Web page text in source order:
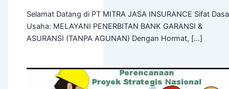
Selamat Datang di PT MITRA JASA INSURANCE Sifat
Usaha: MELAYANI PENERBITAN BANK GARANSI &
ASURANSI (TANPA AGUNAN) Dengan Hormat, […]